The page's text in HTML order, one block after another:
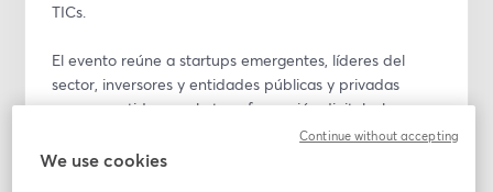
TICs.
El evento reúne a startups emergentes, líderes del
sector, inversores y entidades públicas y privadas
comprometidas con la transformación digital y la
We use cookies
Continue without accepting